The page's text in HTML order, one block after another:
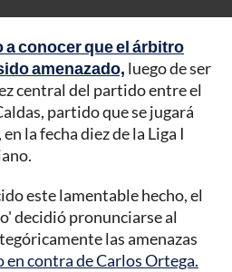
a conocer que el árbitro
amenazado, luego de ser
central del partido entre el
partido que se jugará
la fecha diez de la Liga I
este lamentable hecho, el
decidió pronunciarse al
las amenazas
en contra de Carlos Ortega.